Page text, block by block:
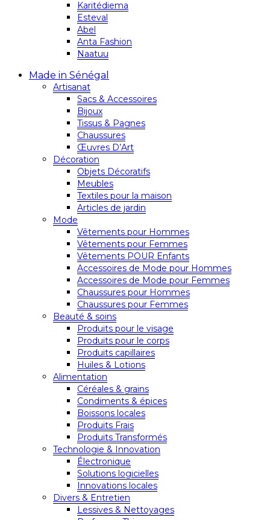
Karitédiema
Esteval
Abel
Anta Fashion
Naatuu
Made in Sénégal
Artisanat
Sacs & Accessoires
Bijoux
Tissus & Pagnes
Chaussures
Œuvres D’Art
Décoration
Objets Décoratifs
Meubles
Textiles pour la maison
Articles de jardin
Mode
Vêtements pour Hommes
Vêtements pour Femmes
Vêtements POUR Enfants
Accessoires de Mode pour Hommes
Accessoires de Mode pour Femmes
Chaussures pour Hommes
Chaussures pour Femmes
Beauté & soins
Produits pour le visage
Produits pour le corps
Produits capillaires
Huiles & Lotions
Alimentation
Céréales & grains
Condiments & épices
Boissons locales
Produits Frais
Produits Transformés
Technologie & Innovation
Électronique
Solutions logicielles
Innovations locales
Divers & Entretien
Lessives & Nettoyages